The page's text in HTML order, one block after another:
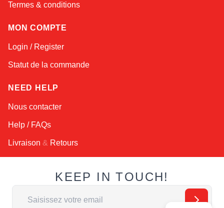
Termes & conditions
MON COMPTE
Login / Register
Statut de la commande
NEED HELP
Nous contacter
Help / FAQs
Livraison & Retours
KEEP IN TOUCH!
Adresse email